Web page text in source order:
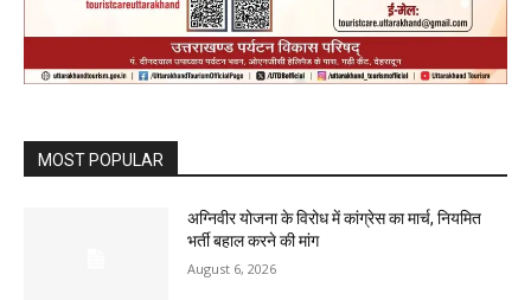
MOST POPULAR
अग्निवीर योजना के विरोध में कांग्रेस का मार्च, नियमित
भर्ती बहाल करने की मांग
August 6, 2026